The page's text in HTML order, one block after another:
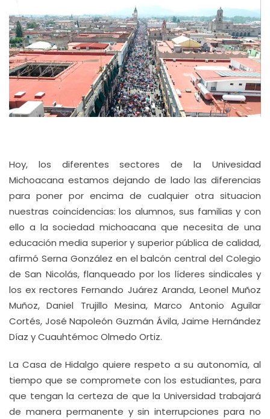
Hoy, los diferentes sectores de la Univesidad
Michoacana estamos dejando de lado las diferencias
para poner por encima de cualquier otra situacion
nuestras coincidencias: los alumnos, sus familias y con
ello a la sociedad michoacana que necesita de una
educación media superior y superior pública de calidad,
afirmó Serna González en el balcón central del Colegio
de San Nicolás, flanqueado por los líderes sindicales y
los ex rectores Fernando Juárez Aranda, Leonel Muñoz
Muñoz, Daniel Trujillo Mesina, Marco Antonio Aguilar
Cortés, José Napoleón Guzmán Ávila, Jaime Hernández
Díaz y Cuauhtémoc Olmedo Ortiz.
La Casa de Hidalgo quiere respeto a su autonomía, al
tiempo que se compromete con los estudiantes, para
que tengan la certeza de que la Universidad trabajará
de manera permanente y sin interrupciones para no